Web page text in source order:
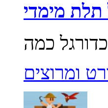
תלת מימדי
ומרוצים